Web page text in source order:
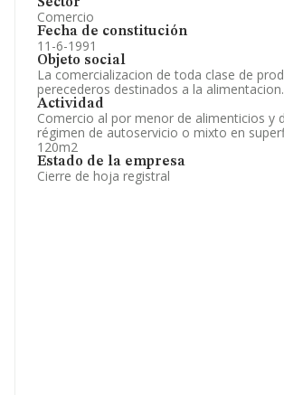
Comercio
Fecha de constitución
11-6-1991
Objeto social
La comercializacion de toda clase de
perecederos destinados a la alimentacion.
Actividad
Comercio al por menor de alimenticios y
régimen de autoservicio o mixto en
120m2
Estado de la empresa
Cierre de hoja registral